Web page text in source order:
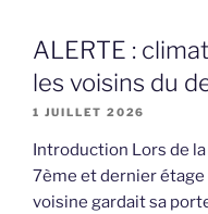
ALERTE :
les voisins du
1 JUILLET 2026
Introduction Lors de
7ème et dernier étage
voisine gardait sa